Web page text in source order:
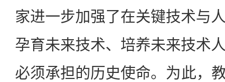
家进一步加强了在关键技术与
孕育未来技术、培养未来技术
必须承担的历史使命。为此，